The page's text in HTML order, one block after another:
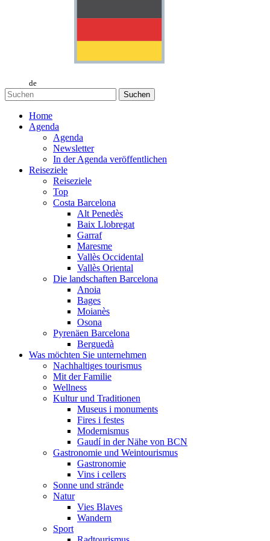
de
Suchen
Home
Agenda
Agenda
Newsletter
In der Agenda veröffentlichen
Reiseziele
Reiseziele
Top
Costa Barcelona
Alt Penedès
Baix Llobregat
Garraf
Maresme
Vallès Occidental
Vallès Oriental
Die landschaften Barcelona
Anoia
Bages
Moianès
Osona
Pyrenäen Barcelona
Berguedà
Was möchten Sie unternehmen
Nachhaltiges tourismus
Mit der Familie
Wellness
Kultur und Traditionen
Museus i monuments
Fires i festes
Modernismus
Gaudí in der Nähe von BCN
Gastronomie und Weintourismus
Gastronomie
Vins i cellers
Sonne und strände
Natur
Vies Blaves
Wandern
Sport